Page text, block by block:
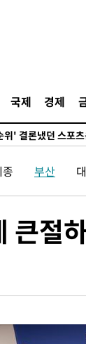
국제 경제
청 "태풍 지나며
조 출발…나스닥
' 결론냈던 스포
발사체는 탄도미
스 장애 발생…"원
…한밤 열대야도 계
경엔 美의 대한국
협회…초유의 압
가 압수수색…내란
부산
큰절